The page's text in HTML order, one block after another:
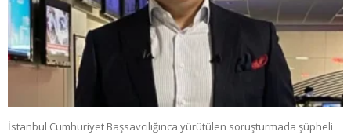
İstanbul Cumhuriyet Başsavcılığınca yürütülen soruşturmada şüpheli